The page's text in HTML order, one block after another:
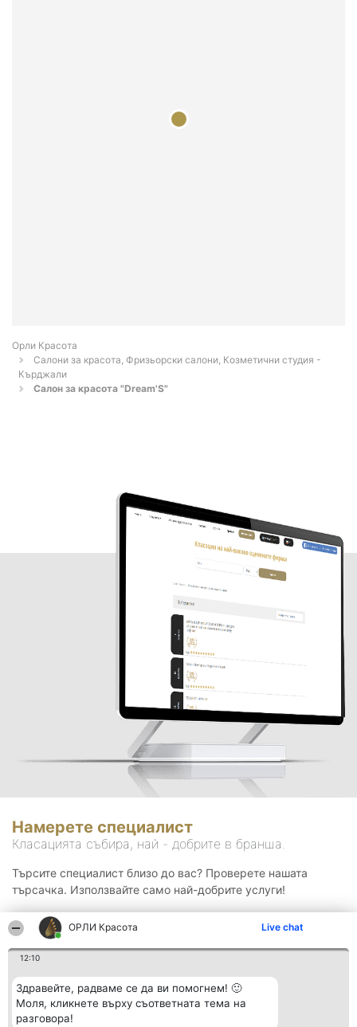
ОРЛИ Красота Live chat
12:10
Здравейте, радваме се да ви помогнем! 🙂
Моля, кликнете върху съответната тема на
разговора!
Орли Красота
Салони за красота, Фризьорски салони, Козметични студия -
Кърджали
Салон за красота "Dream'S"
Намерете специалист
Класацията събира, най - добрите в бранша.
Търсите специалист близо до вас? Проверете нашата
търсачка. Използвайте само най-добрите услуги!